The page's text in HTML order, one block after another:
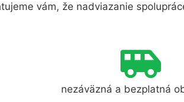
vám, že nadviazanie
nezáväzná a bezplatná